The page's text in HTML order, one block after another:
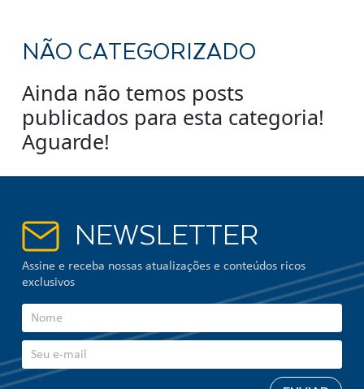
NÃO CATEGORIZADO
Ainda não temos posts
publicados para esta categoria!
Aguarde!
NEWSLETTER
Assine e receba nossas atualizações e conteúdos ricos
exclusivos